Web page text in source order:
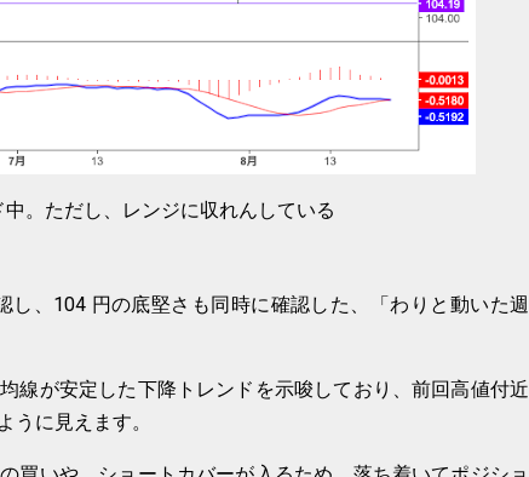
。ただし、レンジに収れんしている
し、104 円の底堅さも同時に確認した、「わりと動いた週
線が安定した下降トレンドを示唆しており、前回高値付近
うに見えます。